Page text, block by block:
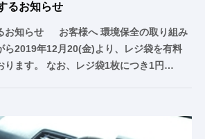
るお知らせ
お知らせ お客様へ 環境保全の取り組み
ら2019年12月20(金)より、レジ袋を有料
ります。 なお、レジ袋1枚につき1円…